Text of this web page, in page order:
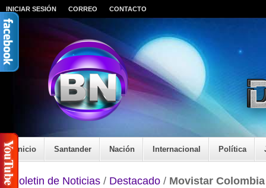
INICIAR SESIÓN CORREO CONTACTO
Inicio Santander Nación Internacional Política
Boletin de Noticias / Destacado / Movistar